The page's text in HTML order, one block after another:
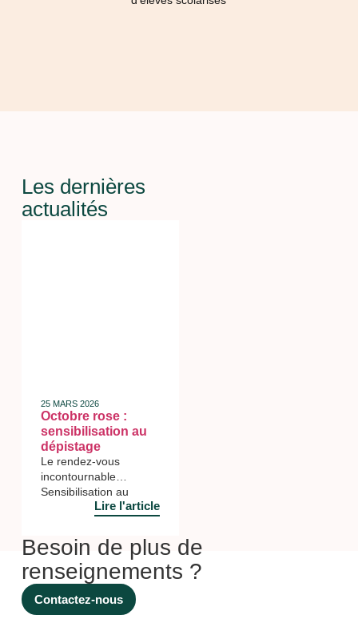
Les dernières
actualités
25 MARS 2026
Octobre rose :
sensibilisation au
dépistage
Le rendez-vous
incontournable
Sensibilisation au
dépistage Ce jeudi 9
Camus participé à la
campagne de
sensibilisation au
dépistage du cancer du
sein pour soutenir cet
évènement planétaire.
Lire l'article
Besoin de plus de
renseignements ?
Contactez-nous